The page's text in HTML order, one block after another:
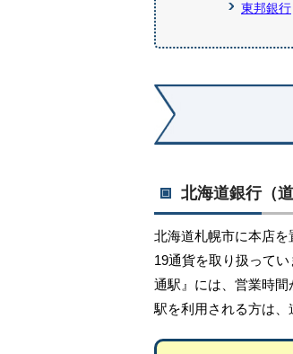
東邦銀行
北海道銀行（道
北海道札幌市に本店
19通貨を取り扱って
通駅』には、営業時
駅を利用される方は、